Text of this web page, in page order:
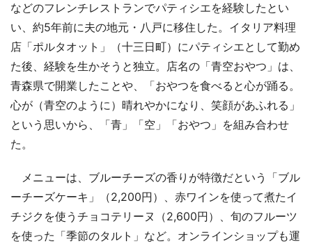
などのフレンチレストランでパティシエを経験したとい
い、約5年前に夫の地元・八戸に移住した。イタリア料理
店「ポルタオット」（十三日町）にパティシエとして勤め
た後、経験を生かそうと独立。店名の「青空おやつ」は、
青森県で開業したことや、「おやつを食べると心が踊る。
心が（青空のように）晴れやかになり、笑顔があふれる」
という思いから、「青」「空」「おやつ」を組み合わせ
た。
メニューは、ブルーチーズの香りが特徴だという「ブル
ーチーズケーキ」（2,200円）、赤ワインを使って煮たイ
チジクを使うチョコテリーヌ（2,600円）、旬のフルーツ
を使った「季節のタルト」など。オンラインショップも運